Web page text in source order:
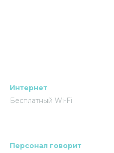
Интернет
Бесплатный Wi-Fi
Персонал говорит